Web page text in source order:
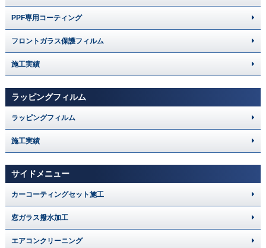
PPF専用コーティング
フロントガラス保護フィルム
施工実績
ラッピングフィルム
ラッピングフィルム
施工実績
サイドメニュー
カーコーティングセット施工
窓ガラス撥水加工
エアコンクリーニング